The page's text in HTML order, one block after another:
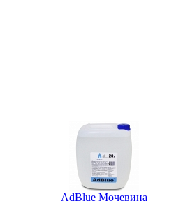
AdBlue Мочевина